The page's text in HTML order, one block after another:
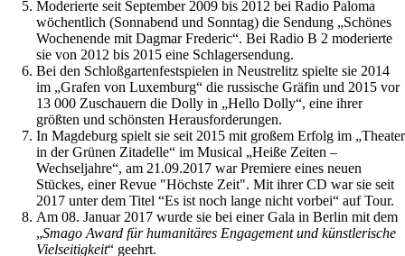
Moderierte seit September 2009 bis 2012 bei Radio Paloma
wöchentlich (Sonnabend und Sonntag) die Sendung „Schönes
Wochenende mit Dagmar Frederic“. Bei Radio B 2 moderierte
sie von 2012 bis 2015 eine Schlagersendung.
Bei den Schloßgartenfestspielen in Neustrelitz spielte sie 2014
im „Grafen von Luxemburg“ die russische Gräfin und 2015 vor
13 000 Zuschauern die Dolly in „Hello Dolly“, eine ihrer
größten und schönsten Herausforderungen.
In Magdeburg spielt sie seit 2015 mit großem Erfolg im „Theater
in der Grünen Zitadelle“ im Musical „Heiße Zeiten –
Wechseljahre“, am 21.09.2017 war Premiere eines neuen
Stückes, einer Revue "Höchste Zeit". Mit ihrer CD war sie seit
2017 unter dem Titel “Es ist noch lange nicht vorbei“ auf Tour.
Am 08. Januar 2017 wurde sie bei einer Gala in Berlin mit dem
„Smago Award für humanitäres Engagement und künstlerische
Vielseitigkeit“ geehrt.